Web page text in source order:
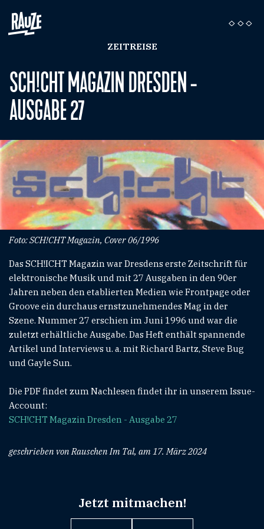
ZEITREISE
SCH!CHT MAGAZIN DRESDEN -
AUSGABE 27
Foto: SCH!CHT Magazin, Cover 06/1996
Das SCH!ICHT Magazin war Dresdens erste Zeitschrift für
elektronische Musik und mit 27 Ausgaben in den 90er
Jahren neben den etablierten Medien wie Frontpage oder
Groove ein durchaus ernstzunehmendes Mag in der
Szene. Nummer 27 erschien im Juni 1996 und war die
zuletzt erhältliche Ausgabe. Das Heft enthält spannende
Artikel und Interviews u. a. mit Richard Bartz, Steve Bug
und Gayle Sun.
Die PDF findet zum Nachlesen findet ihr in unserem Issue-
Account:
SCH!CHT Magazin Dresden - Ausgabe 27
geschrieben von Rauschen Im Tal, am 17. März 2024
Jetzt mitmachen!